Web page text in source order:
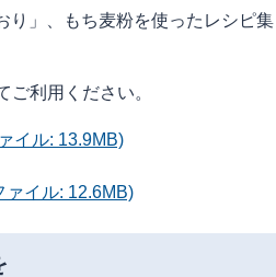
」、もち麦粉を使ったレシピ集
利用ください。
イル: 13.9MB)
ァイル: 12.6MB)